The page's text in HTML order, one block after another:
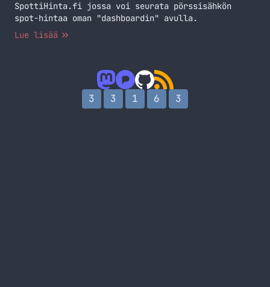
SpottiHinta.fi jossa voi seurata pörssisähkön
spot-hintaa oman "dashboardin" avulla.
Lue lisää
3 3 1 6 3